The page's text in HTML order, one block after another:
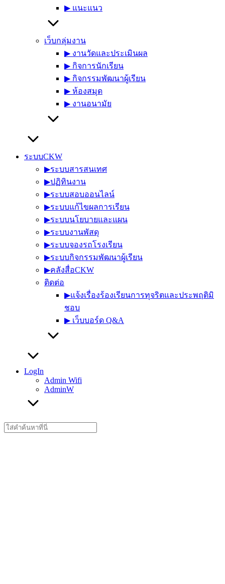
▶︎ แนะแนว
เว็บกลุ่มงาน
▶︎ งานวัดและประเมินผล
▶︎ กิจการนักเรียน
▶︎ กิจกรรมพัฒนาผู้เรียน
▶︎ ห้องสมุด
▶︎ งานอนามัย
ระบบCKW
▶︎ระบบสารสนเทศ
▶︎ปฏิทินงาน
▶︎ระบบสอบออนไลน์
▶︎ระบบแก้ไขผลการเรียน
▶︎ระบบนโยบายและแผน
▶︎ระบบงานพัสดุ
▶︎ระบบจองรถโรงเรียน
▶︎ระบบกิจกรรมพัฒนาผู้เรียน
▶︎คลังสื่อCKW
ติดต่อ
▶︎แจ้งเรื่องร้องเรียนการทุจริตและประพฤติมิ
ชอบ
▶︎ เว็บบอร์ด Q&A
LogIn
Admin Wifi
AdminW
Search
for: